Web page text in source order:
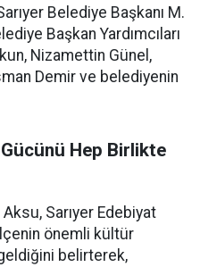
Belediye Başkanı M.
Başkan Yardımcıları
Nizamettin Günel,
Demir ve belediyenin
Hep Birlikte
Sarıyer Edebiyat
önemli kültür
belirterek,